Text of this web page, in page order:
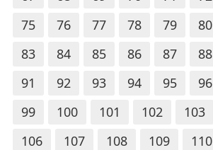
75
76 77 78 79 80
83
84 85 86 87 88
91
92 93 94 95 96
99
100 101 102 103
106
107 108 109 110